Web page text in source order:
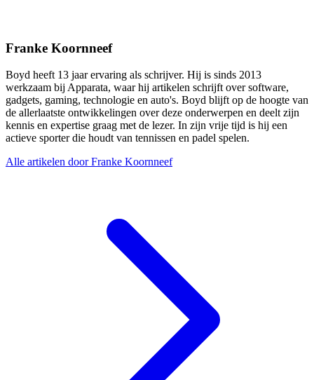
Franke Koornneef
Boyd heeft 13 jaar ervaring als schrijver. Hij is sinds 2013
werkzaam bij Apparata, waar hij artikelen schrijft over software,
gadgets, gaming, technologie en auto's. Boyd blijft op de hoogte van
de allerlaatste ontwikkelingen over deze onderwerpen en deelt zijn
kennis en expertise graag met de lezer. In zijn vrije tijd is hij een
actieve sporter die houdt van tennissen en padel spelen.
Alle artikelen door Franke Koornneef